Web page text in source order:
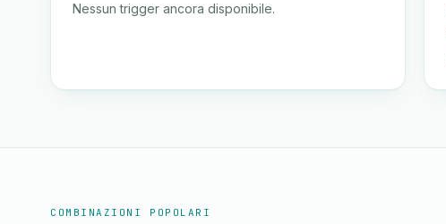
Nessun trigger ancora disponibile.
COMBINAZIONI POPOLARI